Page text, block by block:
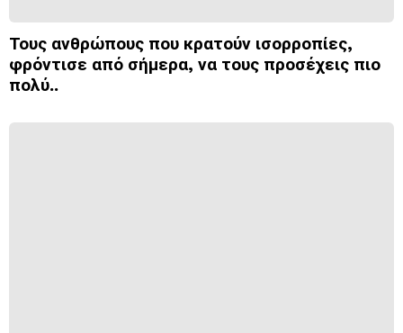
Τους ανθρώπους που κρατούν ισορροπίες,
φρόντισε από σήμερα, να τους προσέχεις πιο
πολύ..